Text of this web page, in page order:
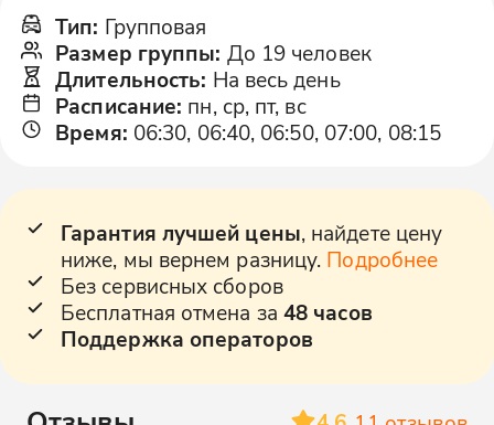
Тип: Групповая
Размер группы: До 19 человек
Длительность: На весь день
Расписание: пн, ср, пт, вс
Время: 06:30, 06:40, 06:50, 07:00, 08:15
Гарантия лучшей цены, найдете цену
ниже, мы вернем разницу. Подробнее
Без сервисных сборов
Бесплатная отмена за 48 часов
Поддержка операторов